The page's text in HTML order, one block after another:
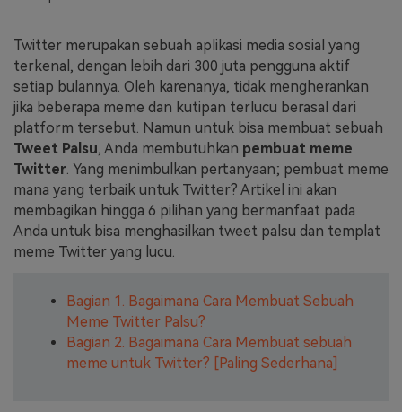
FAQs Hubungi Kami
Tips & Tutorial AI
Postingan Terbaru
Jelajahi Lebih Banyak >>
Berkreasi dengan AI
Twitter merupakan sebuah aplikasi media sosial yang
terkenal, dengan lebih dari 300 juta pengguna aktif
setiap bulannya. Oleh karenanya, tidak mengherankan
jika beberapa meme dan kutipan terlucu berasal dari
platform tersebut. Namun untuk bisa membuat sebuah
Tweet Palsu, Anda membutuhkan pembuat meme
Twitter . Yang menimbulkan pertanyaan; pembuat meme
mana yang terbaik untuk Twitter? Artikel ini akan
membagikan hingga 6 pilihan yang bermanfaat pada
Anda untuk bisa menghasilkan tweet palsu dan templat
meme Twitter yang lucu.
Bagian 1. Bagaimana Cara Membuat Sebuah
Meme Twitter Palsu?
Bagian 2. Bagaimana Cara Membuat sebuah
meme untuk Twitter? [Paling Sederhana]